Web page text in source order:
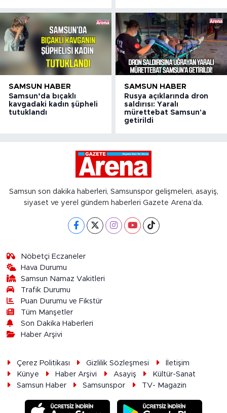
SAMSUN HABER
Samsun’da bıçaklı
kavgadaki kadın şüpheli
tutuklandı
SAMSUN HABER
Rusya açıklarında dron
saldırısı: Yaralı
mürettebat Samsun'a
getirildi
Samsun son dakika haberleri, Samsunspor gelişmeleri, asayiş,
siyaset ve yerel gündem haberleri Gazete Arena’da.
Nöbetçi Eczaneler
Hava Durumu
Samsun Namaz Vakitleri
Trafik Durumu
Puan Durumu ve Fikstür
Tüm Manşetler
Son Dakika Haberleri
Haber Arşivi
Çerez Politikası Gizlilik Sözleşmesi
İletişim
Künye
Haber Arşivi Asayiş
Kültür-Sanat
Samsun Haber
Samsunspor TV- Magazin